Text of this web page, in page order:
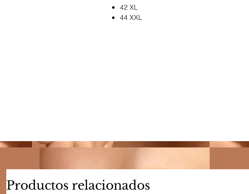
42 XL
44 XXL
Productos relacionados